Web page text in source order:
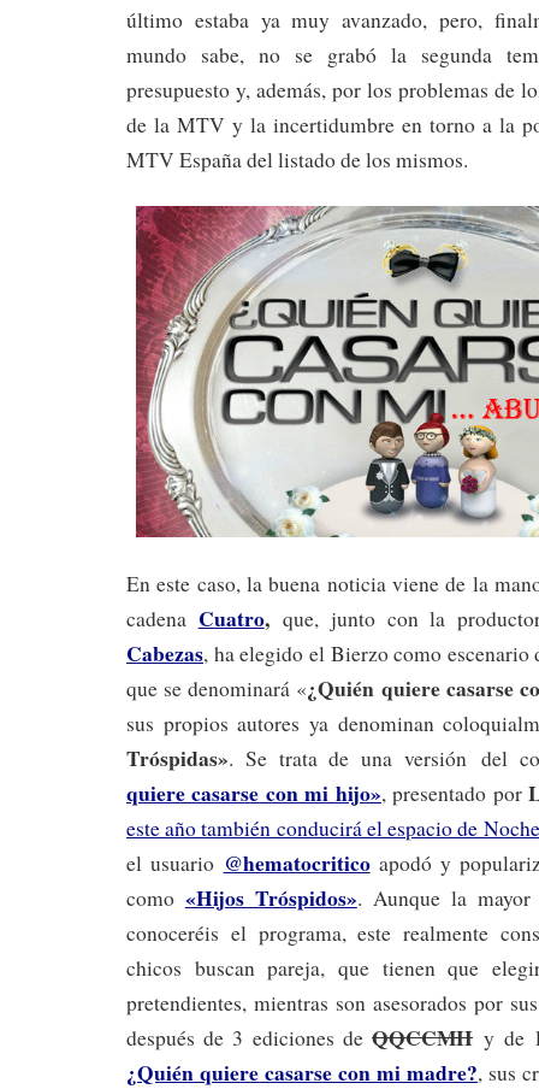
último estaba ya muy avanzado, pero,
mundo sabe, no se grabó la segunda
presupuesto y, además, por los problemas de
de la MTV y la incertidumbre en torno a la
MTV España del listado de los mismos.
En este caso, la buena noticia viene de la
cadena Cuatro,que, junto con la
Cabezas, ha elegido el Bierzo como escenario
que se denominará «¿Quién quiere casarse
sus propios autores ya denominan
Tróspidas». Se trata de una versión del
quiere casarse con mi hijo», presentado por
este año también conducirá el espacio de
el usuario @hematocriticoapodó y
como «Hijos Tróspidos». Aunque la
conoceréis el programa, este realmente
chicos buscan pareja, que tienen que
pretendientes, mientras son asesorados por
después de 3 ediciones deQQCCMH y de
¿Quién quiere casarse con mi madre?, sus